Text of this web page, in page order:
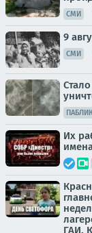
СМИ
9
СМИ
Их
ГАИ.